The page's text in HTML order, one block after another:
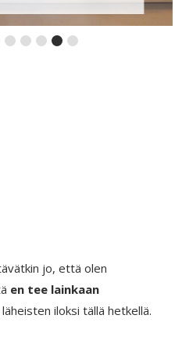
jo, että olen
en tee lainkaan
iloksi tällä hetkellä.